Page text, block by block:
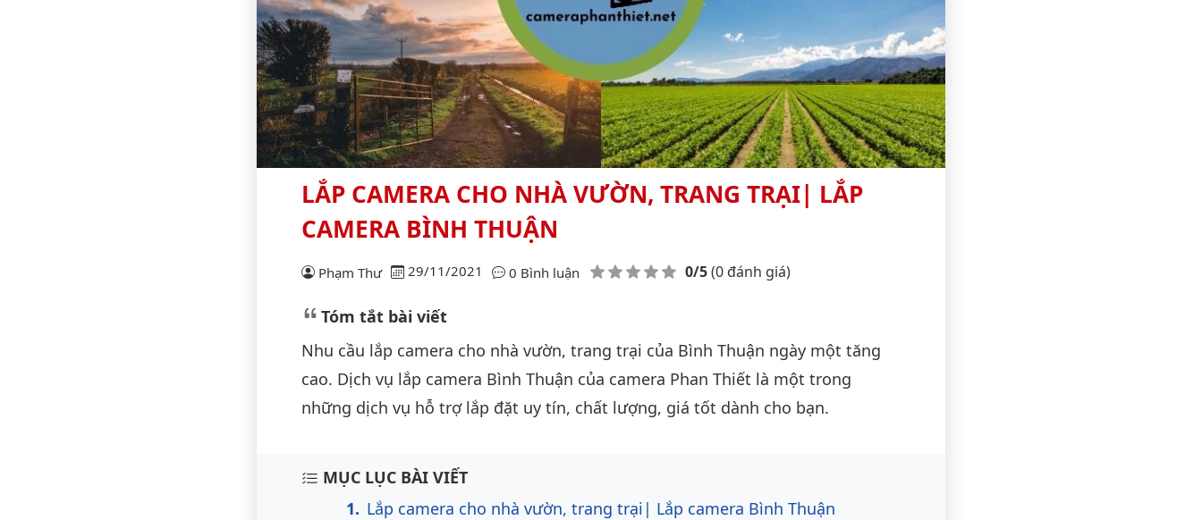
LẮP CAMERA CHO NHÀ VƯỜN, TRANG TRẠI| LẮP
CAMERA BÌNH THUẬN
Phạm Thư 29/11/2021 0 Bình luận Điểm đánh giá 0/5(0 đánh giá)
Tóm tắt bài viết
Nhu cầu lắp camera cho nhà vườn, trang trại của Bình Thuận ngày một tăng
cao. Dịch vụ lắp camera Bình Thuận của camera Phan Thiết là một trong
những dịch vụ hỗ trợ lắp đặt uy tín, chất lượng, giá tốt dành cho bạn.
Nội dung bài viết
MỤC LỤC BÀI VIẾT
Lắp camera cho nhà vườn, trang trại| Lắp camera Bình Thuận